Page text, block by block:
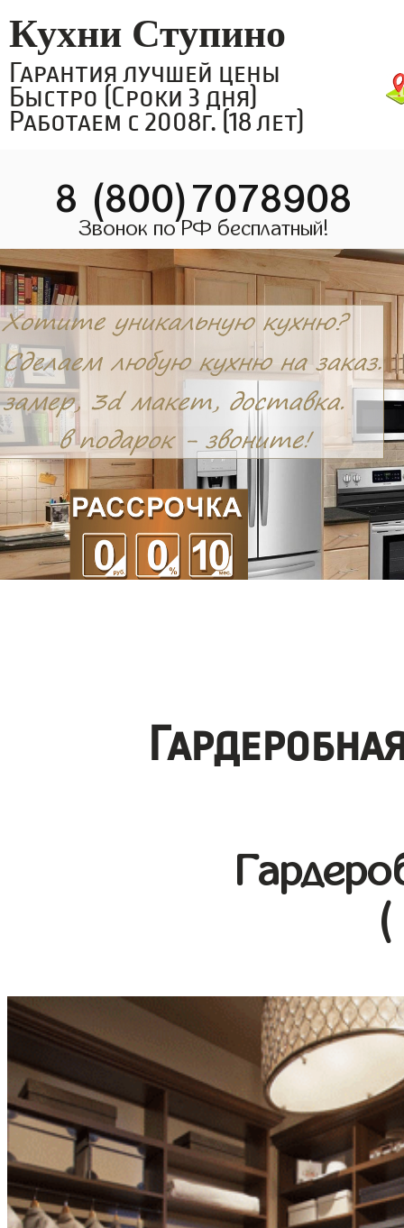
Кухни Ступино
Гарантия лучшей цены
Быстро (Сроки 3 дня)
Работаем с 2008г. (18 лет)
8 (800)7078908
Звонок по РФ бесплатный!
(